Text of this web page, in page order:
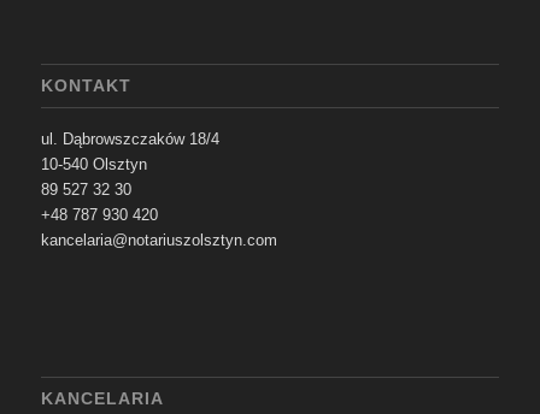
KONTAKT
ul. Dąbrowszczaków 18/4
10-540 Olsztyn
89 527 32 30
+48 787 930 420
kancelaria@notariuszolsztyn.com
KANCELARIA